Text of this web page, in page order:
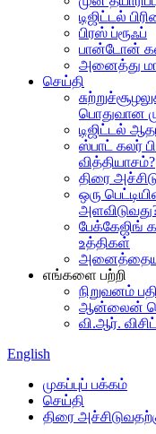
டிஜிட்டல்
பிரஸ் ப்ரூஃப்
பான்டோன்
அனைத்து
செய்தி
பொதுவான
டிஜிட்டல்
ஸ்பாட் கலர்
வித்தியாசம்?
திரை
ஒரு
பேக்கேஜிங்
உத்திகள்
எங்களை பற்றி
நிறுவனம்
ஆன்லைன்
வி.ஆர்.
English
முகப்புப் பக்கம்
செய்தி
திரை